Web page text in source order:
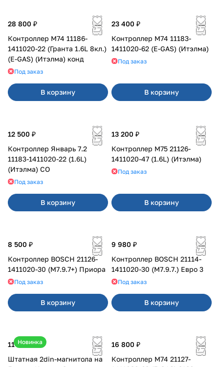
28 800 ₽
Контроллер М74 11186-
1411020-22 (Гранта 1.6L 8кл.)
(E-GAS) (Итэлма) конд
Под заказ
В корзину
23 400 ₽
Контроллер М74 11183-
1411020-62 (E-GAS) (Итэлма)
Под заказ
В корзину
12 500 ₽
Контроллер Январь 7.2
11183-1411020-22 (1.6L)
(Итэлма) СО
Под заказ
В корзину
13 200 ₽
Контроллер М75 21126-
1411020-47 (1.6L) (Итэлма)
Под заказ
В корзину
8 500 ₽
Контроллер BOSCH 21126-
1411020-30 (M7.9.7+) Приора
Под заказ
В корзину
9 980 ₽
Контроллер BOSCH 21114-
1411020-30 (M7.9.7.) Евро 3
Под заказ
В корзину
Новинка
11 800 ₽
Штатная 2din-магнитола на
16 800 ₽
Контроллер М74 21127-